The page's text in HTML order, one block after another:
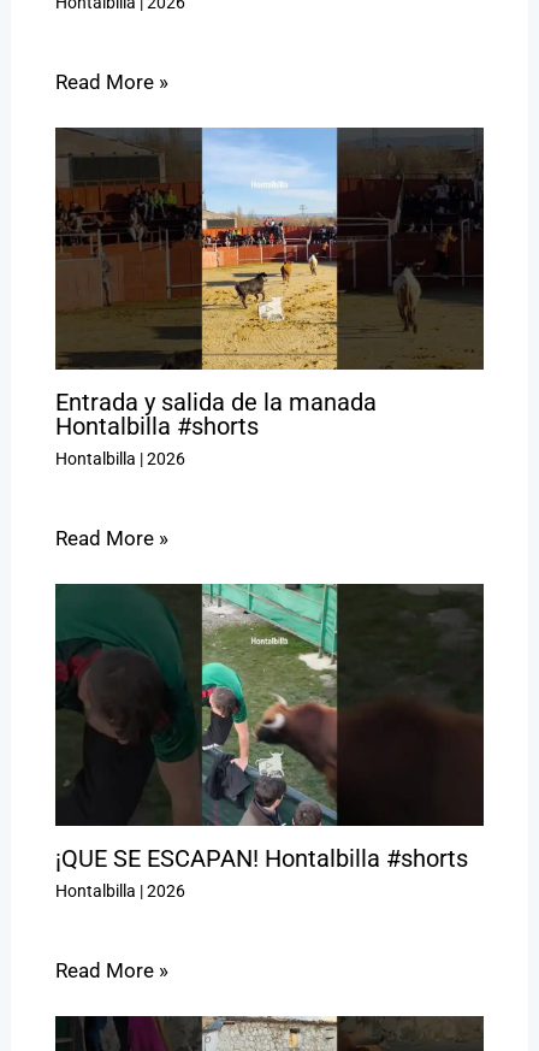
Read More »
Entrada y salida de la manada
Hontalbilla #shorts
Hontalbilla |2026
Read More »
¡QUE SE ESCAPAN! Hontalbilla #shorts
Hontalbilla |2026
Read More »